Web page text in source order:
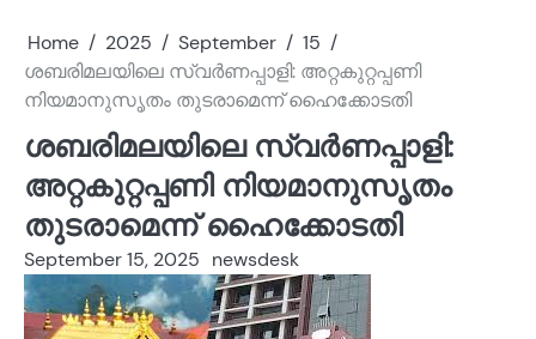
Home 2025 September
15
ശബരിമലയിലെ സ്വർണപ്പാളി: അറ്റകുറ്റപ്പണി
നിയമാനുസൃതം തുടരാമെന്ന് ഹൈക്കോടതി
ശബരിമലയിലെ സ്വർണപ്പാളി:
അറ്റകുറ്റപ്പണി നിയമാനുസൃതം
തുടരാമെന്ന് ഹൈക്കോടതി
September 15, 2025 newsdesk